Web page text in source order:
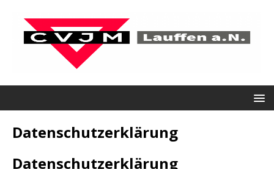
Datenschutzerklärung
Datenschutzerklärung